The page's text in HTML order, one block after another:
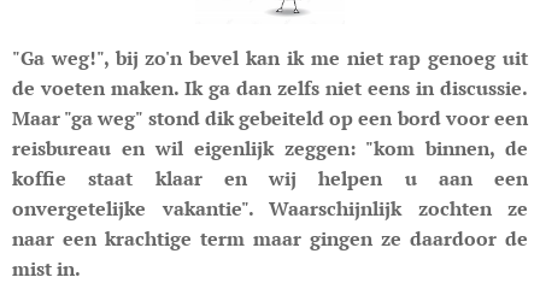
"Ga weg!", bij zo'n bevel kan ik me niet rap genoeg uit
de voeten maken. Ik ga dan zelfs niet eens in discussie.
Maar "ga weg" stond dik gebeiteld op een bord voor een
reisbureau en wil eigenlijk zeggen: "kom binnen, de
koffie staat klaar en wij helpen u aan een
onvergetelijke vakantie". Waarschijnlijk zochten ze
naar een krachtige term maar gingen ze daardoor de
mist in.